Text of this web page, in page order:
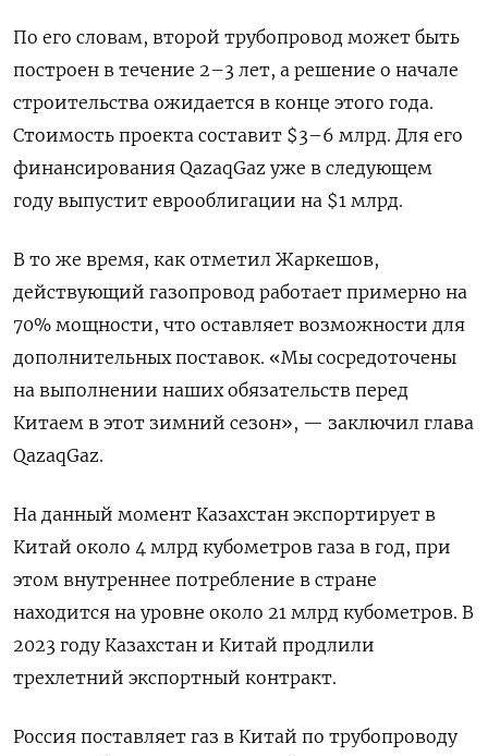
По его словам, второй трубопровод может быть
построен в течение 2–3 лет, а решение о начале
строительства ожидается в конце этого года.
Стоимость проекта составит $3–6 млрд. Для его
финансирования QazaqGaz уже в следующем
году выпустит еврооблигации на $1 млрд.
В то же время, как отметил Жаркешов,
действующий газопровод работает примерно на
70% мощности, что оставляет возможности для
дополнительных поставок. «Мы сосредоточены
на выполнении наших обязательств перед
Китаем в этот зимний сезон», — заключил глава
QazaqGaz.
На данный момент Казахстан экспортирует в
Китай около 4 млрд кубометров газа в год, при
этом внутреннее потребление в стране
находится на уровне около 21 млрд кубометров. В
2023 году Казахстан и Китай продлили
трехлетний экспортный контракт.
Россия поставляет газ в Китай по трубопроводу